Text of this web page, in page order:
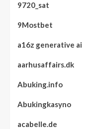
9720_sat
9Mostbet
a16z generative ai
aarhusaffairs.dk
Abuking.info
Abukingkasyno
acabelle.de